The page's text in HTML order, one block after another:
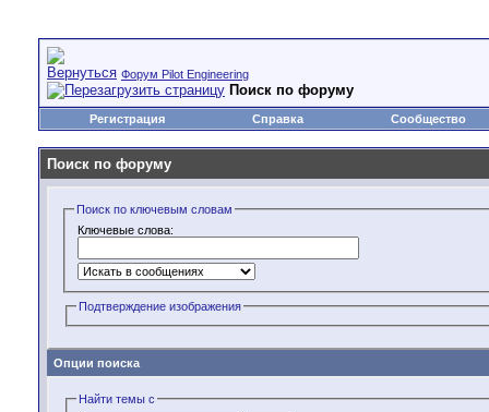
Форум Pilot Engineering
Поиск по форуму
Регистрация Справка Сообщество
Поиск по форуму
Поиск по ключевым словам
Ключевые слова:
Подтверждение изображения
Опции поиска
Найти темы с